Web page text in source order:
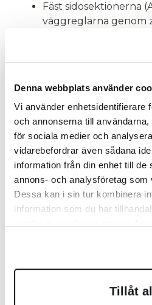
Denna webbplats använder
Vi använder enhetsidentifierare
och annonserna till
för sociala medier och
vidarebefordrar även sådana
information från din enhet till de
annons- och analysföretag som
Dessa kan i sin tur kombinera
information som du har
Tillåt
Fäst sidosektionerna
väggreglarna genom
Vi rekommenderar
genom skafferiets
Montera
sidosektionerna (A
fast inivon mit vis à
Borra hål i
karmSchraubenna
mit de mitföljande 6
Använd vzuenpass
karmen är i lod.
Montera les
bois 3,5 X 17 mm (2 st
på karmen. Därnach
plats.
Montera dörrfoder
Gersåga listerna und